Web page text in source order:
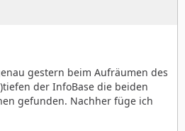
gestern beim Aufräumen des
der InfoBase die beiden
gefunden. Nachher füge ich